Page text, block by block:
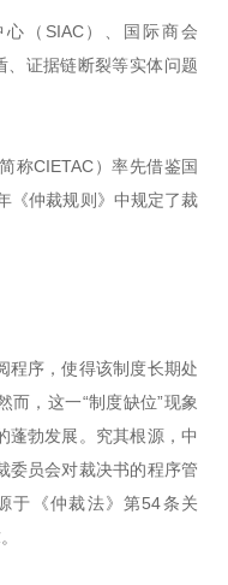
（SIAC）、国际商会
、证据链断裂等实体问题
称CIETAC）率先借鉴国
《仲裁规则》中规定了裁
程序，使得该制度长期处
而，这一“制度缺位”现象
蓬勃发展。究其根源，中
委员会对裁决书的程序管
于《仲裁法》第54条关